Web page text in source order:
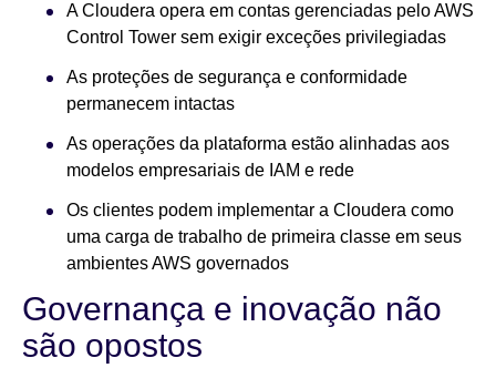
A Cloudera opera em contas gerenciadas pelo AWS
Control Tower sem exigir exceções privilegiadas
As proteções de segurança e conformidade
permanecem intactas
As operações da plataforma estão alinhadas aos
modelos empresariais de IAM e rede
Os clientes podem implementar a Cloudera como
uma carga de trabalho de primeira classe em seus
ambientes AWS governados
Governança e inovação não
são opostos